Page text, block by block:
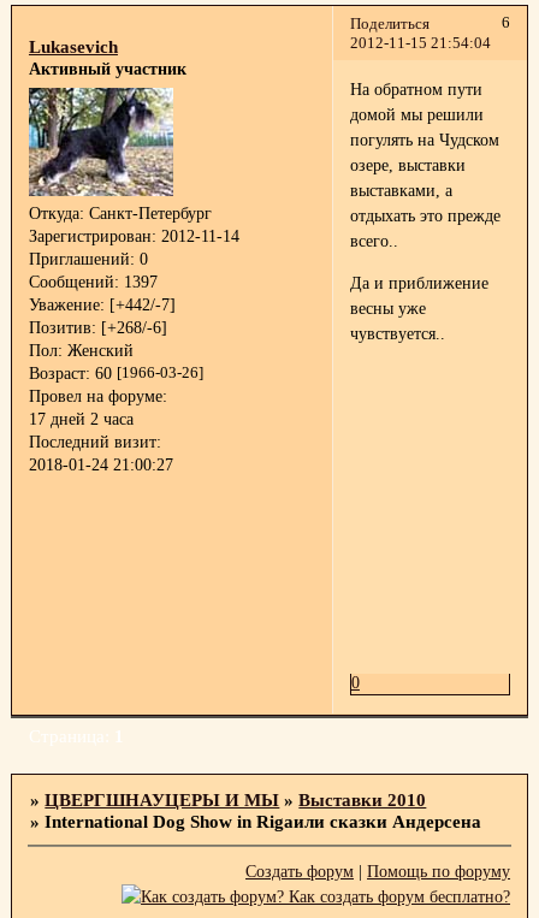
Поделиться
6
2012-11-15 21:54:04
Lukasevich
Активный участник
Откуда: Санкт-Петербург
Зарегистрирован: 2012-11-14
Приглашений: 0
Сообщений: 1397
Уважение: [+442/-7]
Позитив: [+268/-6]
Пол: Женский
Возраст: 60 [1966-03-26]
Провел на форуме:
17 дней 2 часа
Последний визит:
2018-01-24 21:00:27
На обратном пути
домой мы решили
погулять на Чудском
озере, выставки
выставками, а
отдыхать это прежде
всего..
Да и приближение
весны уже
чувствуется..
0
Страница: 1
»ЦВЕРГШНАУЦЕРЫ И МЫ »Выставки 2010
»International Dog Show in Rigaили сказки Андерсена
Создать форум |Помощь по форуму